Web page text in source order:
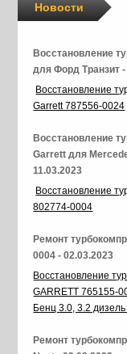
Новости
Восстановление
для Форд Транзит -
Восстановление
Garrett 787556-0024
Восстановление
Garrett для
11.03.2023
Восстановление
802774-0004
Ремонт
0004 - 02.03.2023
Восстановление
GARRETT 765155-
Бенц 3.0, 3.2 дизель
Ремонт